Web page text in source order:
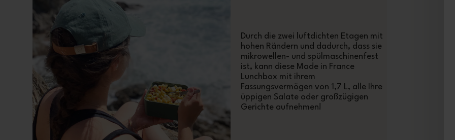
Durch die zwei luftdichten Etagen mit
hohen Rändern und dadurch, dass sie
mikrowellen- und spülmaschinenfest
ist, kann diese Made in France
Lunchbox mit ihrem
Fassungsvermögen von 1,7 L, alle Ihre
üppigen Salate oder großzügigen
Gerichte aufnehmen!